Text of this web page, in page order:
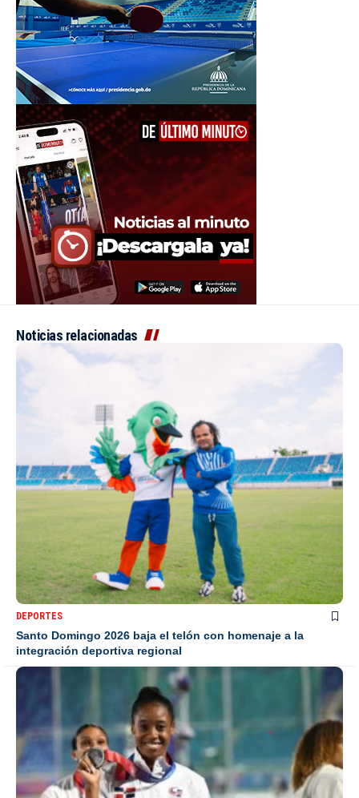
Noticias relacionadas
DEPORTES
Santo Domingo 2026 baja el telón con homenaje a la
integración deportiva regional